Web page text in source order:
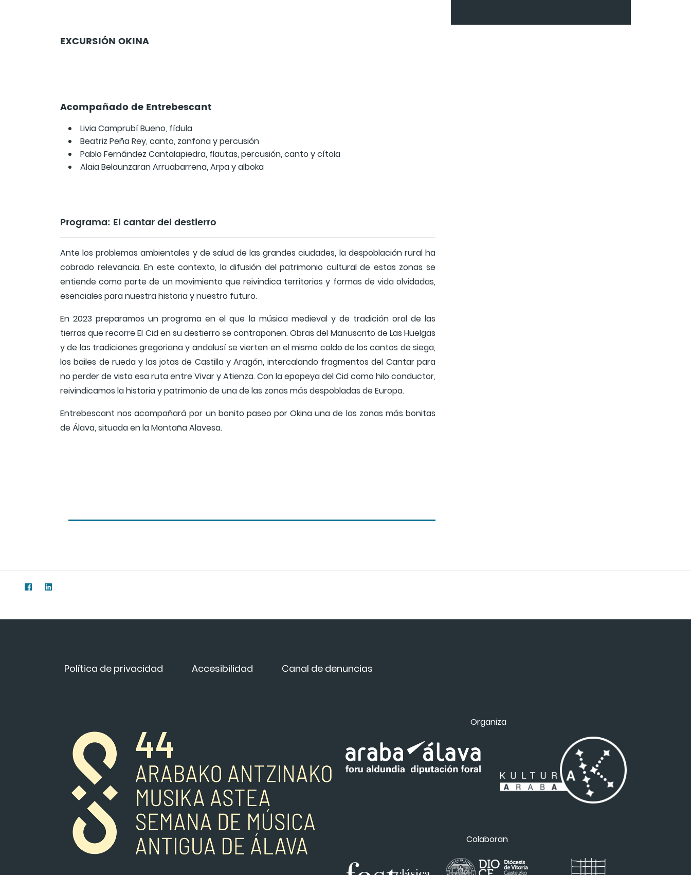
EXCURSIÓN OKINA
Acompañado de Entrebescant
Livia Camprubí Bueno, fídula
Beatriz Peña Rey, canto, zanfona y percusión
Pablo Fernández Cantalapiedra, flautas, percusión, canto y cítola
Alaia Belaunzaran Arruabarrena, Arpa y alboka
Programa: El cantar del destierro
Ante los problemas ambientales y de salud de las grandes ciudades, la despoblación rural ha
cobrado relevancia. En este contexto, la difusión del patrimonio cultural de estas zonas se
entiende como parte de un movimiento que reivindica territorios y formas de vida olvidadas,
esenciales para nuestra historia y nuestro futuro.
En 2023 preparamos un programa en el que la música medieval y de tradición oral de las
tierras que recorre El Cid en su destierro se contraponen. Obras del Manuscrito de Las Huelgas
y de las tradiciones gregoriana y andalusí se vierten en el mismo caldo de los cantos de siega,
los bailes de rueda y las jotas de Castilla y Aragón, intercalando fragmentos del Cantar para
no perder de vista esa ruta entre Vivar y Atienza. Con la epopeya del Cid como hilo conductor,
reivindicamos la historia y patrimonio de una de las zonas más despobladas de Europa.
Entrebescant nos acompañará por un bonito paseo por Okina una de las zonas más bonitas
de Álava, situada en la Montaña Alavesa.
Política de privacidad Accesibilidad Canal de denuncias
Organiza
Colaboran